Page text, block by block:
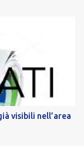
in linea con la
tutela e
per i docenti
della
stabile lo
né un
retribuzione,
visibili nell’area